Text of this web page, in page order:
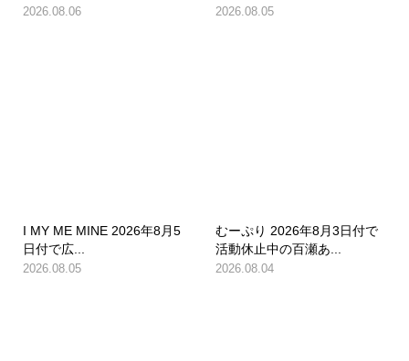
2026.08.06 2026.08.05
I MY ME MINE 2026年8月5
日付で広...
2026.08.05
むーぷり 2026年8月3日付で
活動休止中の百瀬あ...
2026.08.04